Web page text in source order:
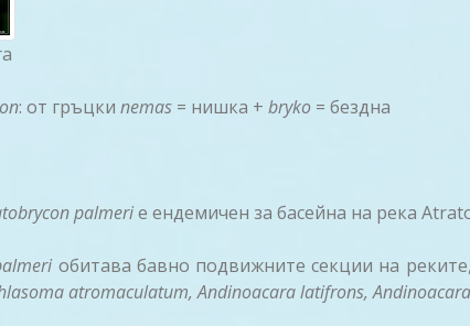
: от гръцки nemas = нишка + bryko = бездна
palmerie ендемичен за басейна на река
обитава бавно подвижните секции на
atromaculatum, Andinoacara latifrons,